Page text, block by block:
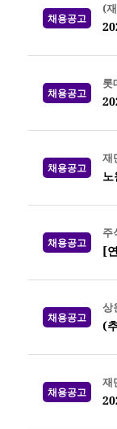
채용공고
(
채용공고
롯
채용공고
재
채용공고
주
[
채용공고
상
(
채용공고
재